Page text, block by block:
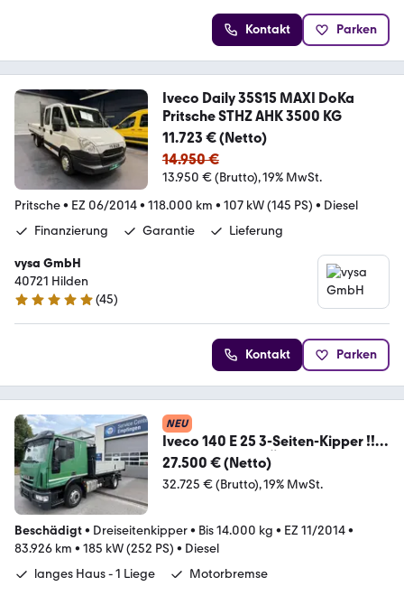
Kontakt Parken
Iveco Daily 35S15 MAXI DoKa
Pritsche STHZ AHK 3500 KG
11.723 € (Netto)
14.950 €
13.950 € (Brutto) 19% MwSt.
Pritsche• EZ 06/2014• 118.000 km • 107 kW (145 PS) • Diesel
Finanzierung
Garantie Lieferung
vysa GmbH
40721 Hilden
4.9 Sterne
(45)
Kontakt Parken
NEU
Iveco 140 E 25 3-Seiten-Kipper !!
defekt !! Klima TÜV
27.500 € (Netto)
32.725 € (Brutto) 19% MwSt.
Beschädigt• Dreiseitenkipper• Bis 14.000 kg • EZ 11/2014•
83.926 km • 185 kW (252 PS) • Diesel
langes Haus - 1 Liege
Motorbremse